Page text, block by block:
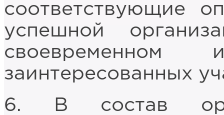
соответствующие
успешной
своевременном
заинтересованных
6. В состав